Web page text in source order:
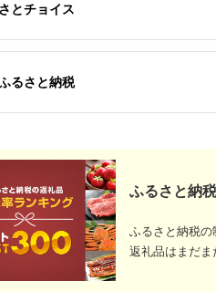
出典：ふるさとチョイ
ス
岩手県 花巻市
エーデルワイン コン
ツェルト 辛口２本セ
ット（赤 ・白）
【389】
5.0
山梨県 甲州市
大和葡萄酒が贈る
4本満喫セット
とチョイス
るさと納税
ふるさと納
ふるさと納税の
返礼品はまだま